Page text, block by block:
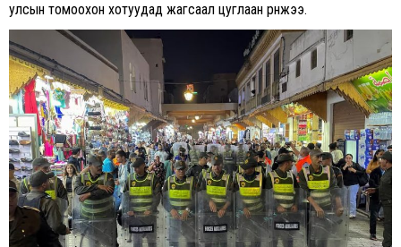
улсын томоохон хотуудад жагсаал цуглаан өрнөжээ.